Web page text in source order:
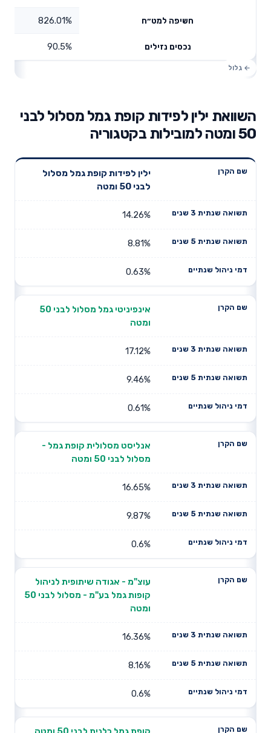
חשיפה למט״ח 826.01%
נכסים נזילים 90.5%
השוואת ילין לפידות קופת גמל מסלול לבני
50 ומטה למובילות בקטגוריה
שנתית 3
תשואה
דמי ניהול
ילין לפידות קופת גמל מסלול
לבני 50 ומטה
14.26%
8.81%
0.63%
אינפיניטי גמל מסלול לבני 50
ומטה
17.12%
9.46%
0.61%
אנליסט מסלולית קופת גמל -
מסלול לבני 50 ומטה
16.65%
9.87%
0.6%
עוצ"מ - אגודה שיתופית לניהול
קופות גמל בע"מ - מסלול לבני 50
ומטה
16.36%
8.16%
0.6%